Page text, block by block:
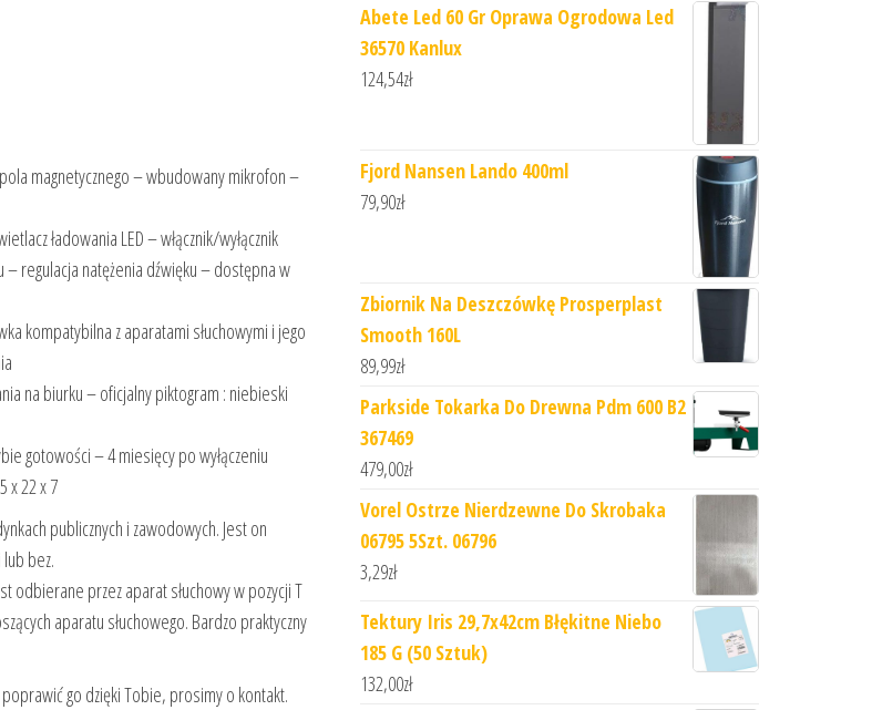
magnetycznego – wbudowany mikrofon –
ładowania LED – włącznik/wyłącznik
regulacja natężenia dźwięku – dostępna w
kompatybilna z aparatami słuchowymi i jego
na biurku – oficjalny piktogram : niebieski
gotowości – 4 miesięcy po wyłączeniu
x 22 x 7
publicznych i zawodowych. Jest on
bez.
przez aparat słuchowy w pozycji T
aparatu słuchowego. Bardzo praktyczny
go dzięki Tobie, prosimy o kontakt.
Abete Led 60 Gr Oprawa Ogrodowa Led
36570 Kanlux
124,54zł
Fjord Nansen Lando 400ml
79,90zł
Zbiornik Na Deszczówkę Prosperplast
Smooth 160L
89,99zł
Parkside Tokarka Do Drewna Pdm 600 B2
367469
479,00zł
Vorel Ostrze Nierdzewne Do Skrobaka
06795 5Szt. 06796
3,29zł
Tektury Iris 29,7x42cm Błękitne Niebo
185 G (50 Sztuk)
132,00zł